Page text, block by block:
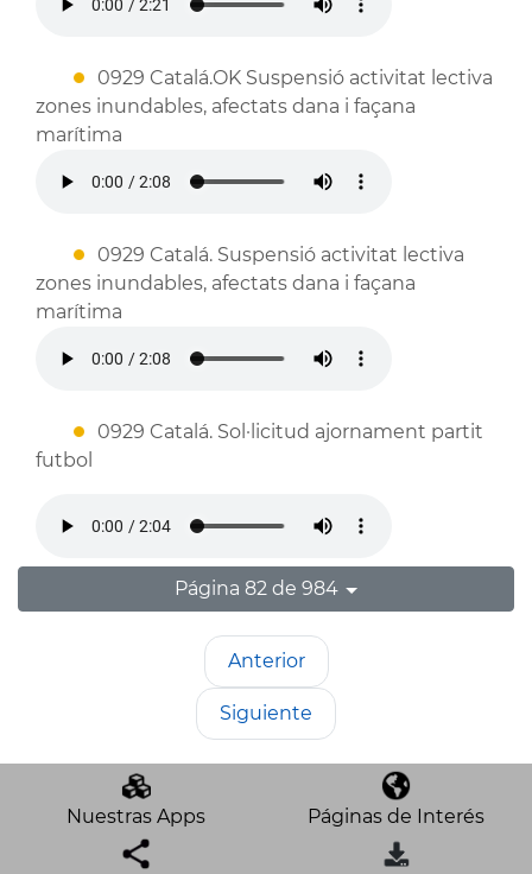
0929 Catalá.OK Suspensió activitat lectiva
zones inundables, afectats dana i façana
marítima
0929 Catalá. Suspensió activitat lectiva
zones inundables, afectats dana i façana
marítima
0929 Catalá. Sol·licitud ajornament partit
futbol
Página 82 de 984
Anterior
Siguiente
Nuestras Apps Páginas de Interés